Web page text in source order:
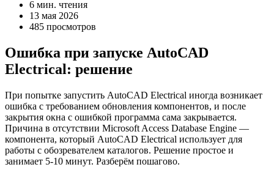
6 мин. чтения
13 мая 2026
485 просмотров
Ошибка при запуске AutoCAD
Electrical: решение
При попытке запустить AutoCAD Electrical иногда возникает
ошибка с требованием обновления компонентов, и после
закрытия окна с ошибкой программа сама закрывается.
Причина в отсутствии Microsoft Access Database Engine —
компонента, который AutoCAD Electrical использует для
работы с обозревателем каталогов. Решение простое и
занимает 5-10 минут. Разберём пошагово.